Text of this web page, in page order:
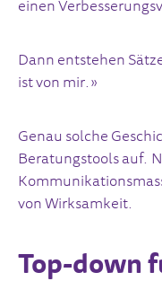
einen
Dann entstehen
ist von mir.»
Genau solche
Beratungstools auf.
von Wirksamkeit.
Top-down